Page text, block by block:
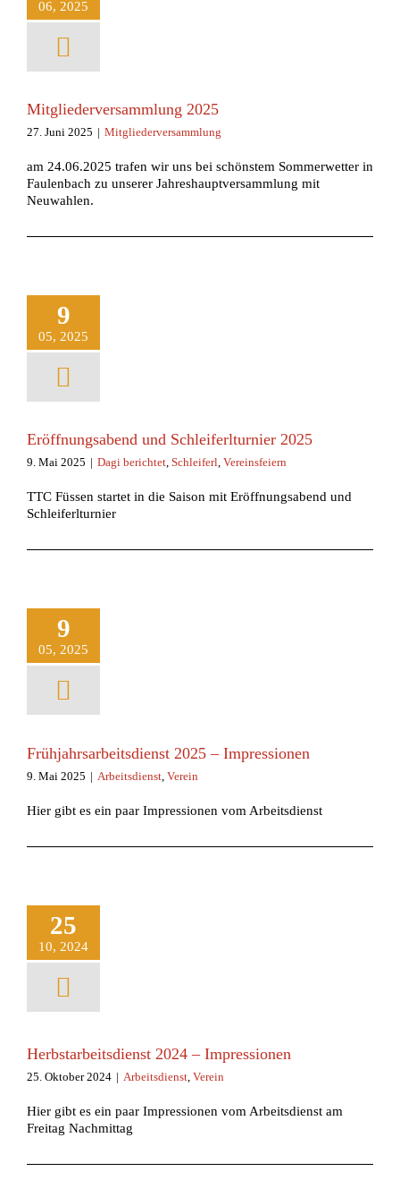
06, 2025
Mitgliederversammlung 2025
27. Juni 2025 | Mitgliederversammlung
am 24.06.2025 trafen wir uns bei schönstem Sommerwetter in
Faulenbach zu unserer Jahreshauptversammlung mit
Neuwahlen.
9
05, 2025
Eröffnungsabend und Schleiferlturnier 2025
9. Mai 2025 | Dagi berichtet, Schleiferl, Vereinsfeiern
TTC Füssen startet in die Saison mit Eröffnungsabend und
Schleiferlturnier
9
05, 2025
Frühjahrsarbeitsdienst 2025 – Impressionen
9. Mai 2025 | Arbeitsdienst Verein
Hier gibt es ein paar Impressionen vom Arbeitsdienst
25
10, 2024
Herbstarbeitsdienst 2024 – Impressionen
25. Oktober 2024 | Arbeitsdienst Verein
Hier gibt es ein paar Impressionen vom Arbeitsdienst am
Freitag Nachmittag